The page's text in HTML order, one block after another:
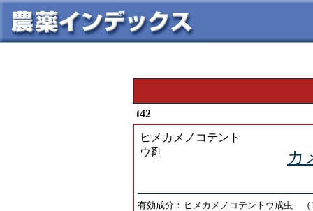
t42
ヒメカメノコテント
ウ剤
カ
有効成分： ヒメカメノコテントウ成虫 （